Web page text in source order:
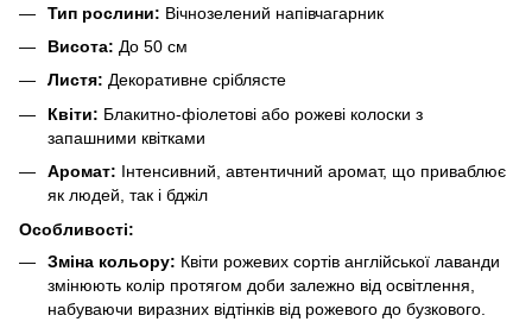
Тип рослини: Вічнозелений напівчагарник
Висота: До 50 см
Листя: Декоративне сріблясте
Квіти: Блакитно-фіолетові або рожеві колоски з
запашними квітками
Аромат: Інтенсивний, автентичний аромат, що приваблює
як людей, так і бджіл
Особливості:
Зміна кольору: Квіти рожевих сортів англійської лаванди
змінюють колір протягом доби залежно від освітлення,
набуваючи виразних відтінків від рожевого до бузкового.